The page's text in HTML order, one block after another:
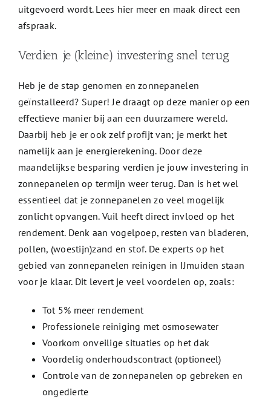
uitgevoerd wordt. Lees hier meer en maak direct een
afspraak.
Verdien je (kleine) investering snel terug
Heb je de stap genomen en zonnepanelen
geïnstalleerd? Super! Je draagt op deze manier op een
effectieve manier bij aan een duurzamere wereld.
Daarbij heb je er ook zelf profijt van; je merkt het
namelijk aan je energierekening. Door deze
maandelijkse besparing verdien je jouw investering in
zonnepanelen op termijn weer terug. Dan is het wel
essentieel dat je zonnepanelen zo veel mogelijk
zonlicht opvangen. Vuil heeft direct invloed op het
rendement. Denk aan vogelpoep, resten van bladeren,
pollen, (woestijn)zand en stof. De experts op het
gebied van zonnepanelen reinigen in IJmuiden staan
voor je klaar. Dit levert je veel voordelen op, zoals:
Tot 5% meer rendement
Professionele reiniging met osmosewater
Voorkom onveilige situaties op het dak
Voordelig onderhoudscontract (optioneel)
Controle van de zonnepanelen op gebreken en
ongedierte